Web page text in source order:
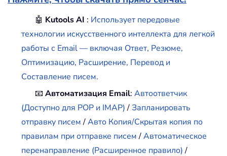
🤖 Kutools AI : Использует передовые
технологии искусственного интеллекта для легкой
работы с Email — включая Ответ, Резюме,
Оптимизацию, Расширение, Перевод и
Составление писем.
📧Автоматизация Email:Автоответчик
(Доступно для POP и IMAP)/Запланировать
отправку писем/Авто Копия/Скрытая копия по
правилам при отправке писем/Автоматическое
перенаправление (Расширенное правило)/